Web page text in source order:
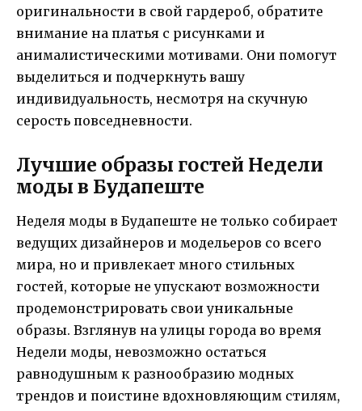
оригинальности в свой гардероб, обратите
внимание на платья с рисунками и
анималистическими мотивами. Они помогут
выделиться и подчеркнуть вашу
индивидуальность, несмотря на скучную
серость повседневности.
Лучшие образы гостей Недели
моды в Будапеште
Неделя моды в Будапеште не только собирает
ведущих дизайнеров и модельеров со всего
мира, но и привлекает много стильных
гостей, которые не упускают возможности
продемонстрировать свои уникальные
образы. Взглянув на улицы города во время
Недели моды, невозможно остаться
равнодушным к разнообразию модных
трендов и поистине вдохновляющим стилям,